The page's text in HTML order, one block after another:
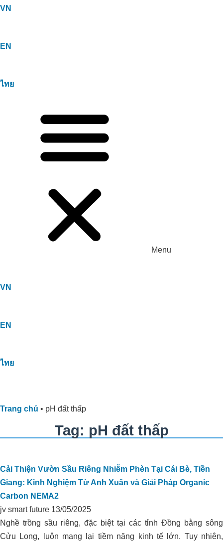
VN
EN
ไทย
Menu
VN
EN
ไทย
Trang chủ • pH đất thấp
Tag: pH đất thấp
Cải Thiện Vườn Sầu Riêng Nhiễm Phèn Tại Cái Bè, Tiền
Giang: Kinh Nghiệm Từ Anh Xuân và Giải Pháp Organic
Carbon NEMA2
jv smart future 13/05/2025
Nghề trồng sầu riêng, đặc biệt tại các tỉnh Đồng bằng sông
Cửu Long, luôn mang lại tiềm năng kinh tế lớn. Tuy nhiên,